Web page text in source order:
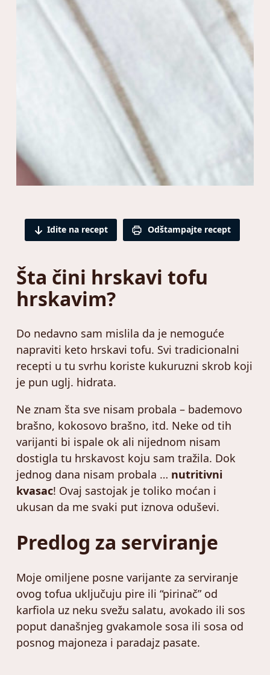
Idite na recept Odštampajte recept
Šta čini hrskavi tofu
hrskavim?
Do nedavno sam mislila da je nemoguće
napraviti keto hrskavi tofu. Svi tradicionalni
recepti u tu svrhu koriste kukuruzni skrob koji
je pun uglj. hidrata.
Ne znam šta sve nisam probala – bademovo
brašno, kokosovo brašno, itd. Neke od tih
varijanti bi ispale ok ali nijednom nisam
dostigla tu hrskavost koju sam tražila. Dok
jednog dana nisam probala … nutritivni
kvasac! Ovaj sastojak je toliko moćan i
ukusan da me svaki put iznova oduševi.
Predlog za serviranje
Moje omiljene posne varijante za serviranje
ovog tofua uključuju pire ili “pirinač” od
karfiola uz neku svežu salatu, avokado ili sos
poput današnjeg gvakamole sosa ili sosa od
posnog majoneza i paradajz pasate.